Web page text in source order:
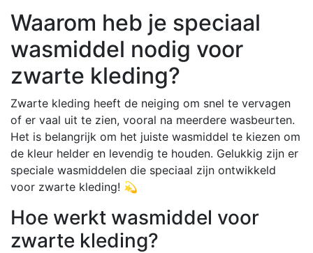
Waarom heb je speciaal
wasmiddel nodig voor
zwarte kleding?
Zwarte kleding heeft de neiging om snel te vervagen
of er vaal uit te zien, vooral na meerdere wasbeurten.
Het is belangrijk om het juiste wasmiddel te kiezen om
de kleur helder en levendig te houden. Gelukkig zijn er
speciale wasmiddelen die speciaal zijn ontwikkeld
voor zwarte kleding! 💫
Hoe werkt wasmiddel voor
zwarte kleding?